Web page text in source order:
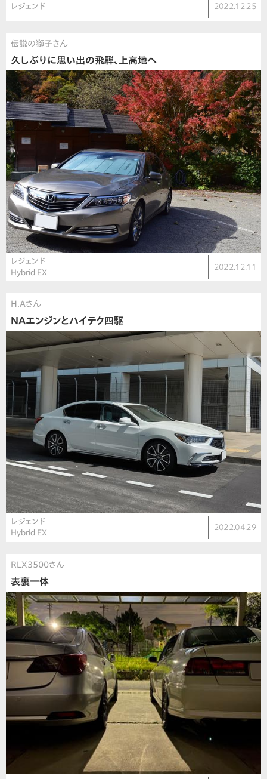
レジェンド 2022.12.25
伝説の獅子さん
久しぶりに思い出の飛騨、上高地へ
レジェンド
Hybrid EX
2022.12.11
H.Aさん
NAエンジンとハイテク四駆
レジェンド
Hybrid EX
2022.04.29
RLX3500さん
表裏一体